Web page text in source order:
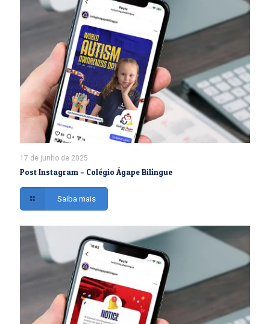
17 de junho de 2025
Post Instagram – Colégio Ágape Bilíngue
Saiba mais